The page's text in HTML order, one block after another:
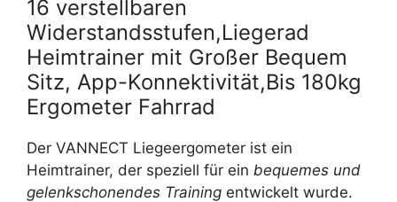
16 verstellbaren
Widerstandsstufen,Liegerad
Heimtrainer mit Großer Bequem
Sitz, App-Konnektivität,Bis 180kg
Ergometer Fahrrad
Der VANNECT Liegeergometer ist ein
Heimtrainer, der speziell für ein bequemes und
gelenkschonendes Training entwickelt wurde.